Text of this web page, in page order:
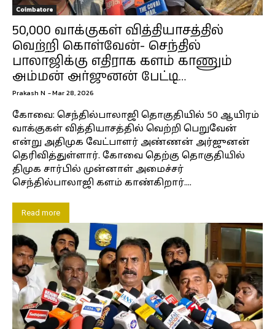
Coimbatore
50,000 வாக்குகள் வித்தியாசத்தில்
வெற்றி கொள்வேன்- செந்தில்
பாலாஜிக்கு எதிராக களம் காணும்
அம்மன் அர்ஜுனன் பேட்டி…
Prakash N -Mar 28, 2026
கோவை: செந்தில்பாலாஜி தொகுதியில் 50 ஆயிரம்
வாக்குகள் வித்தியாசத்தில் வெற்றி பெறுவேன்
என்று அதிமுக வேட்பாளர் அண்ணன் அர்ஜுனன்
தெரிவித்துள்ளார். கோவை தெற்கு தொகுதியில்
திமுக சார்பில் முன்னாள் அமைச்சர்
செந்தில்பாலாஜி களம் காண்கிறார்....
Read more